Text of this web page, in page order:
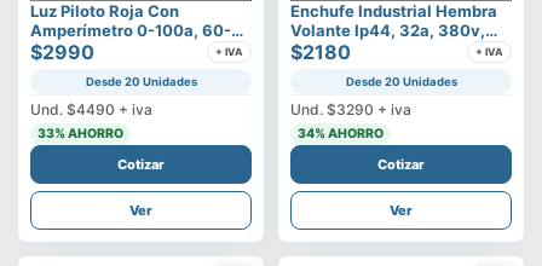
Luz Piloto Roja Con
Amperímetro 0-100a, 60-
500v
$2990 + IVA
Desde 20 Unidades
Und. $4490 + iva
33% AHORRO
Cotizar
Ver
Enchufe Industrial Hembra
Volante Ip44, 32a, 380v,
3p+t
$2180 + IVA
Desde 20 Unidades
Und. $3290 + iva
34% AHORRO
Cotizar
Ver